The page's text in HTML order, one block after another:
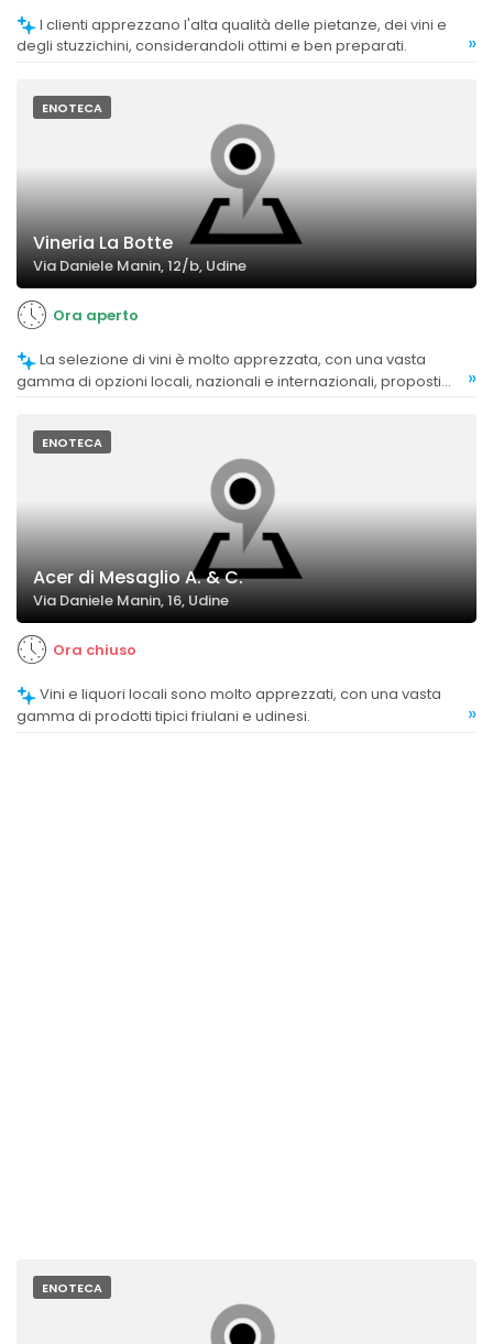
degli stuzzichini, considerandoli ottimi e ben preparati.
»
ENOTECA
Vineria La Botte
Via Daniele Manin, 12/b, Udine
Ora aperto
gamma di opzioni locali, nazionali e internazionali, proposti
»
ENOTECA
Acer di Mesaglio A. & C.
Via Daniele Manin, 16, Udine
Ora chiuso
gamma di prodotti tipici friulani e udinesi.
»
ENOTECA